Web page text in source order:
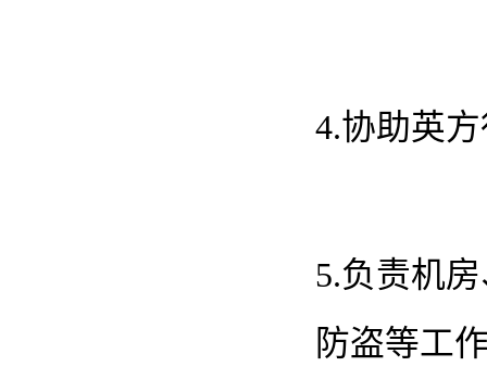
4.协助英
5.负责机
防盗等工